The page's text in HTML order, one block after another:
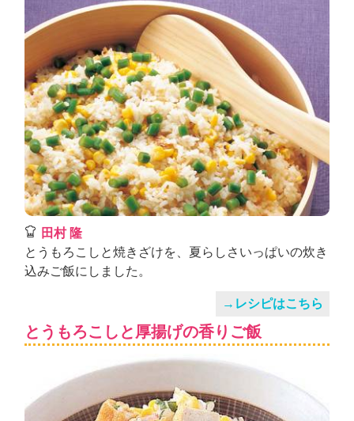
田村 隆
とうもろこしと焼きざけを、夏らしさいっぱいの炊き
込みご飯にしました。
→レシピはこちら
とうもろこしと厚揚げの香りご飯